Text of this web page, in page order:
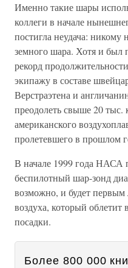
Именно такие шары
коллеги в начале
постигла неудача: никому
земного шара. Хотя и был
рекорд
экипажу в составе
Верстраэтена и
преодолеть свыше 20 тыс.
американского
пролетевшего в прошлом
В начале 1999 года НАСА
беспилотный шар-зонд
возможно, и будет первым
воздуха, который облетит
посадки.
Более 800 000